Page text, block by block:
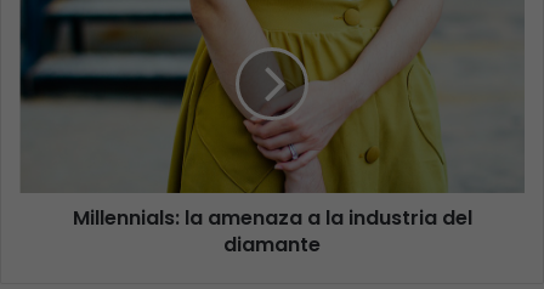
Millennials: la amenaza a la industria del
diamante